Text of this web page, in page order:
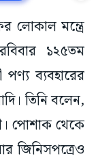
লোকাল মন্ত্রে
১২৫তম
পণ্য ব্যবহারের
তিনি বলেন,
পোশাক থেকে
জিনিসপত্রেও